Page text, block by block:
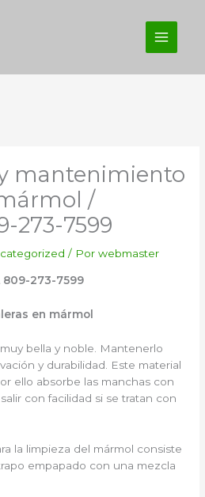
mantenimiento
/
273-7599
/ Porwebmaster
809-273-7599
en mármol
bella y noble. Mantenerlo
y durabilidad. Este material
ello absorbe las manchas con
con facilidad si se tratan con
la limpieza del mármol consiste
empapado con una mezcla